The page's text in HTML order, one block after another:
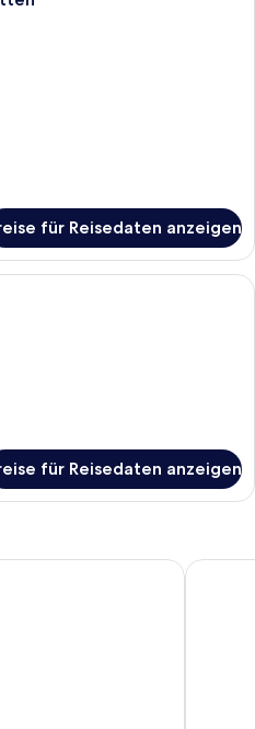
für Reisedaten anzeigen
Ein Hotelzimmer mit einem großen
für Reisedaten anzeigen
Delta